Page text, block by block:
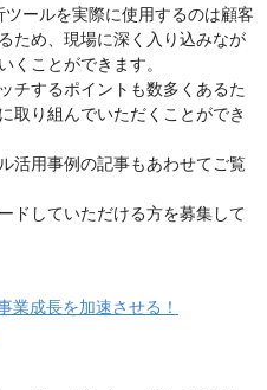
ールを実際に使用するのは顧客
ため、現場に深く入り込みなが
くことができます。
チするポイントも数多くあるた
取り組んでいただくことができ
活用事例の記事もあわせてご覧
ドしていただける方を募集して
業成長を加速させる！